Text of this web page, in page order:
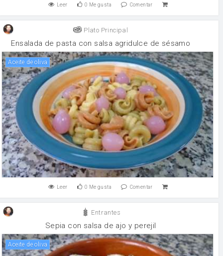
Leer 0 Me gusta Comentar
Plato Principal
Ensalada de pasta con salsa agridulce de sésamo
aceite de oliva
Leer 0 Me gusta Comentar
Entrantes
Sepia con salsa de ajo y perejil
aceite de oliva